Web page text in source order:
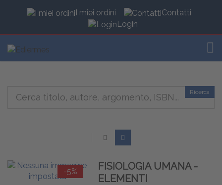
I miei ordini
Contatti
Login
Ricerca
-5%
FISIOLOGIA UMANA -
ELEMENTI